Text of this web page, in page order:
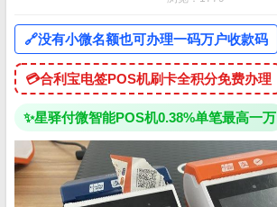
🔗没有小微名额也可办理一码万户收款码
💳合利宝电签POS机刷卡全积分免费办理
✨星驿付微智能POS机0.38%单笔最高一万